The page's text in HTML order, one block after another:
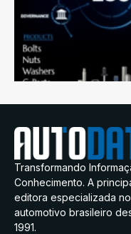
Transformando
Conhecimento. A
editora especializada
automotivo brasileiro
1991.